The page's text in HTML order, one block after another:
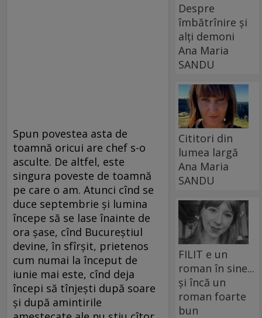
Spun povestea asta de
toamnă oricui are chef s-o
asculte. De altfel, este
singura poveste de toamnă
pe care o am. Atunci cînd se
duce septembrie și lumina
începe să se lase înainte de
ora șase, cînd Bucureștiul
devine, în sfîrșit, prietenos
cum numai la început de
iunie mai este, cînd deja
începi să tînjești după soare
și după amintirile
Despre
îmbătrînire și
alți demoni
Ana Maria
SANDU
Cititori din
lumea largă
Ana Maria
SANDU
FILIT e un
roman în sine...
și încă un
roman foarte
bun